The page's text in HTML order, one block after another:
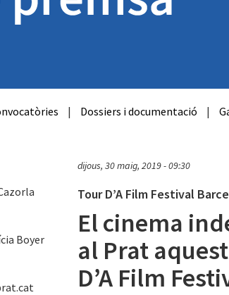
| Dossiers i documentació |
dijous, 30 maig, 2019 - 09:30
Tour D’A Film Festival
El cinema
al Prat
D’A Film
Boyer